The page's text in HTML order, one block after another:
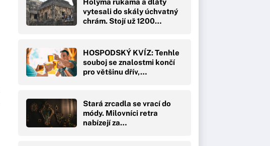
Holýma rukama a dláty
vytesali do skály úchvatný
chrám. Stojí už 1200…
HOSPODSKÝ KVÍZ: Tenhle
souboj se znalostmi končí
pro většinu dřív,…
Stará zrcadla se vrací do
módy. Milovníci retra
nabízejí za…